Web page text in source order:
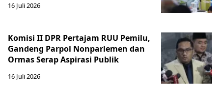
16 Juli 2026
Komisi II DPR Pertajam RUU Pemilu,
Gandeng Parpol Nonparlemen dan
Ormas Serap Aspirasi Publik
16 Juli 2026